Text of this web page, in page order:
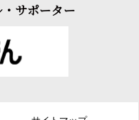
サポーター